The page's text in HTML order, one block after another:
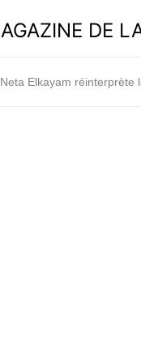
Neta Elkayam réinterprète